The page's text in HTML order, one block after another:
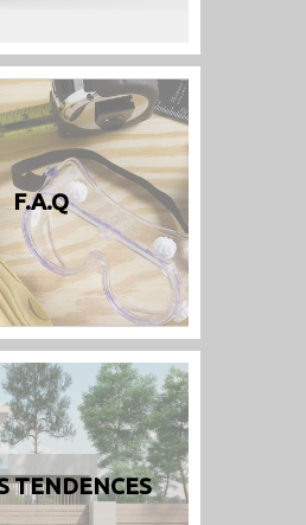
F.A.Q
TENDENCES